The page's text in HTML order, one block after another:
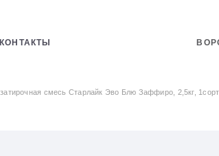
КОНТАКТЫ
затирочная смесь Старлайк Эво Блю Заффиро, 2,5кг, 1сорт